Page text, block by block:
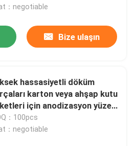
：negotiable
Bize ulaşın
hassasiyetli döküm
karton veya ahşap kutu
için anodizasyon yüzeyi
：100pcs
：negotiable